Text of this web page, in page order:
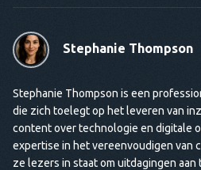
Stephanie Thompson
Stephanie Thompson is een
die zich toelegt op het leveren van
content over technologie en digitale
expertise in het vereenvoudigen van
ze lezers in staat om uitdagingen aan